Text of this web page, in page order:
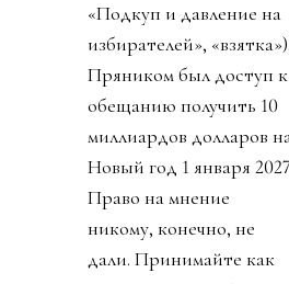
«Подкуп и давление на
избирателей», «взятка»).
Пряником был доступ к
обещанию получить 10
миллиардов долларов
Новый год 1 января
Право на мнение
никому, конечно, не
дали. Принимайте как